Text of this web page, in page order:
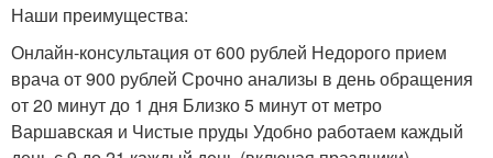
Наши преимущества:
Онлайн-консультация от 600 рублей Недорого прием
врача от 900 рублей Срочно анализы в день обращения
от 20 минут до 1 дня Близко 5 минут от метро
Варшавская и Чистые пруды Удобно работаем каждый